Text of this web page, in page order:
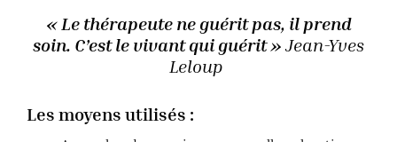
« Le thérapeute ne guérit pas, il prend
soin. C’est le vivant qui guérit » Jean-Yves
Leloup
Les moyens utilisés :